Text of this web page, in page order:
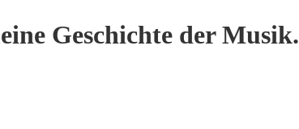
Geschichte der Musik.